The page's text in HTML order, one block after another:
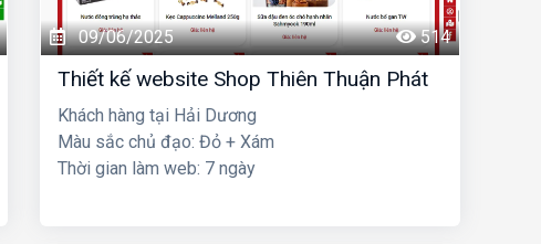
09/06/2025 514
Thiết kế website Shop Thiên Thuận Phát
Khách hàng tại Hải Dương
Màu sắc chủ đạo: Đỏ + Xám
Thời gian làm web: 7 ngày